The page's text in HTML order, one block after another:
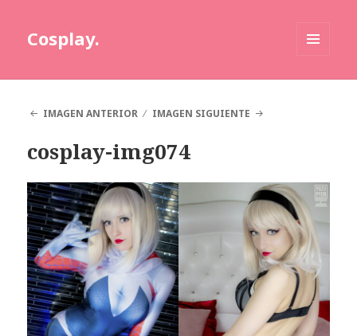
Cosplay.
IMAGEN ANTERIOR
IMAGEN SIGUIENTE
cosplay-img074